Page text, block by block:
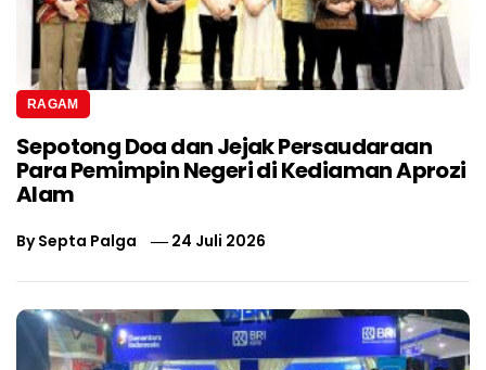
RAGAM
Sepotong Doa dan Jejak Persaudaraan
Para Pemimpin Negeri di Kediaman Aprozi
Alam
BySepta Palga 24 Juli 2026